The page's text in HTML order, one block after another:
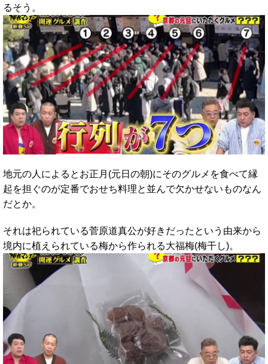
るそう。
地元の人によるとお正月(元日の朝)にそのグルメを食べて縁
起を担ぐのが定番でおせち料理と並んで欠かせないものなん
だとか。
それは祀られている菅原道真公が好きだったという由来から
境内に植えられている梅から作られる大福梅(梅干し)。